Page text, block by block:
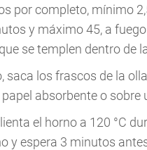
por completo, mínimo
y máximo 45, a
se templen dentro de
saca los frascos de la
papel absorbente o
el horno a 120 °C
y espera 3 minutos